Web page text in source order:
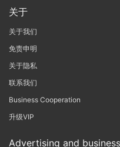
关于
关于我们
免责申明
关于隐私
联系我们
Business Cooperation
升级VIP
Advertising and